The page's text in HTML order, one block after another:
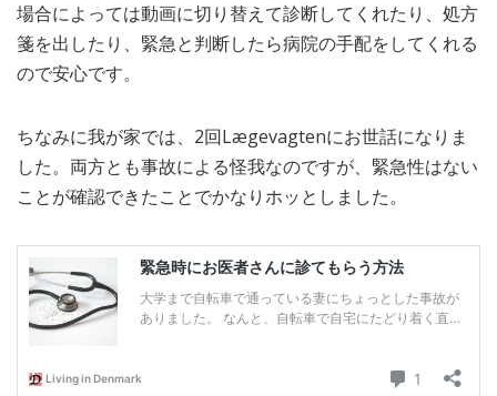
場合によっては動画に切り替えて診断してくれたり、処方
箋を出したり、緊急と判断したら病院の手配をしてくれる
ので安心です。
ちなみに我が家では、2回Lægevagtenにお世話になりま
した。両方とも事故による怪我なのですが、緊急性はない
ことが確認できたことでかなりホッとしました。